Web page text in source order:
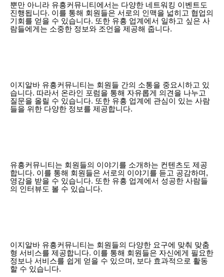
뿐만 아니라 유흥커뮤니티에서는 다양한 네트워킹 이벤트도
진행됩니다. 이를 통해 회원들은 서로의 인맥을 넓히고 협업의
기회를 얻을 수 있습니다. 또한 유흥 업계에서 일하고 싶은 사
람들에게는 소중한 정보와 조언을 제공해 줍니다.
이지알바 유흥커뮤니티는 회원들 간의 소통을 중요시하고 있
습니다. 따라서 온라인 포럼을 통해 자유롭게 의견을 나누고
질문을 올릴 수 있습니다. 또한 유흥 업계에 관심이 있는 사람
들을 위한 다양한 정보를 제공합니다.
유흥커뮤니티는 회원들의 이야기를 소개하는 컨텐츠도 제공
합니다. 이를 통해 회원들은 서로의 이야기를 듣고 공감하며,
영감을 받을 수 있습니다. 또한 유흥 업계에서 성공한 사람들
의 인터뷰도 볼 수 있습니다.
이지알바 유흥커뮤니티는 회원들의 다양한 요구에 맞춰 맞춤
형 서비스를 제공합니다. 이를 통해 회원들은 자신에게 필요한
정보나 서비스를 쉽게 얻을 수 있으며, 보다 효과적으로 활동
할 수 있습니다.